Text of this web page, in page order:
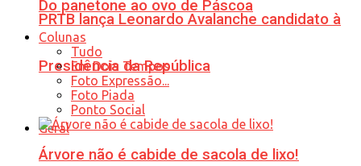
PRTB lança Leonardo Avalanche candidato à
Presidência da República
Geral
Do panetone ao ovo de Páscoa
Colunas
Tudo
Em Dois Tempos
Foto Expressão...
Foto Piada
Ponto Social
Árvore não é cabide de sacola de lixo!